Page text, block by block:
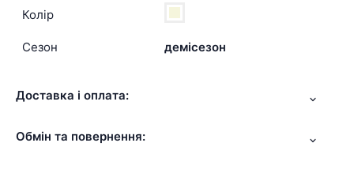
Колір
Сезон демісезон
Доставка і оплата:
Обмін та повернення: